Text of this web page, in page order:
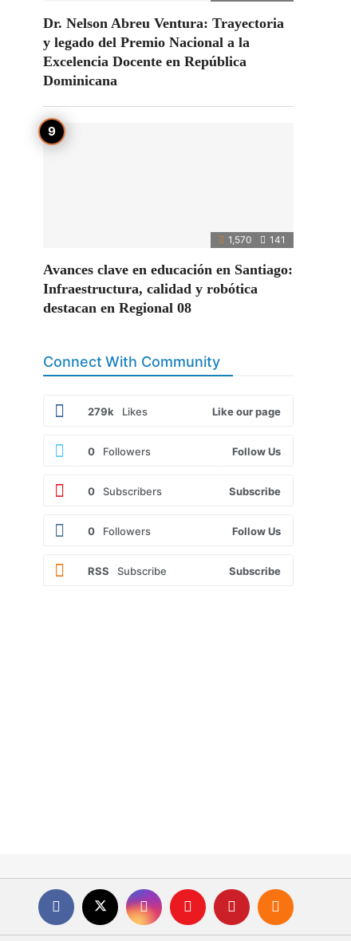
Dr. Nelson Abreu Ventura: Trayectoria
y legado del Premio Nacional a la
Excelencia Docente en República
Dominicana
1,570 141
Avances clave en educación en Santiago:
Infraestructura, calidad y robótica
destacan en Regional 08
Connect With Community
279k Likes Like our page
0 Followers Follow Us
0 Subscribers Subscribe
0 Followers Follow Us
RSS Subscribe Subscribe